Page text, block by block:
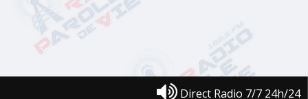
Direct Radio 7/7 24h/24